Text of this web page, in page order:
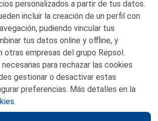
CONTACTO
MAPA WEB
POLITICA DE PRIVACIDAD
personalizados a partir de tus datos.
incluir la creación de un perfil con
pudiendo vincular tus
tus datos online y offline, y
otras empresas del grupo Repsol.
para rechazar las cookies
gestionar o desactivar estas
preferencias. Más detalles en la